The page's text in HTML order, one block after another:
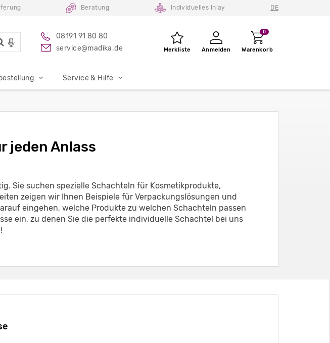
Beratung Individuelles Inlay DE
08191 91 80 80
service@madika.de
Merkliste Anmelden
0
Warenkorb
Service & Hilfe
jeden Anlass
Sie suchen spezielle Schachteln für Kosmetikprodukte,
zeigen wir Ihnen Beispiele für Verpackungslösungen und
eingehen, welche Produkte zu welchen Schachteln passen
ein, zu denen Sie die perfekte individuelle Schachtel bei uns